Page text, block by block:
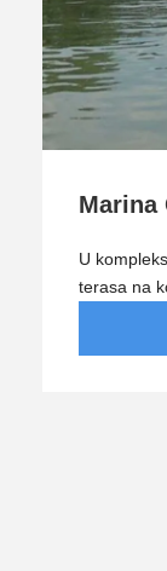
Marina
U
terasa na